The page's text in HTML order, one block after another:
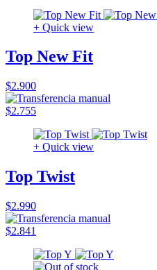
+ Quick view
Top New Fit
$2.900
$2.755
+ Quick view
Top Twist
$2.990
$2.841